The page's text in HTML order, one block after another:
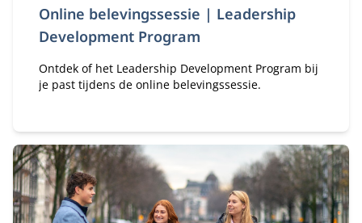
Online belevingssessie | Leadership
Development Program
Ontdek of het Leadership Development Program bij
je past tijdens de online belevingssessie.